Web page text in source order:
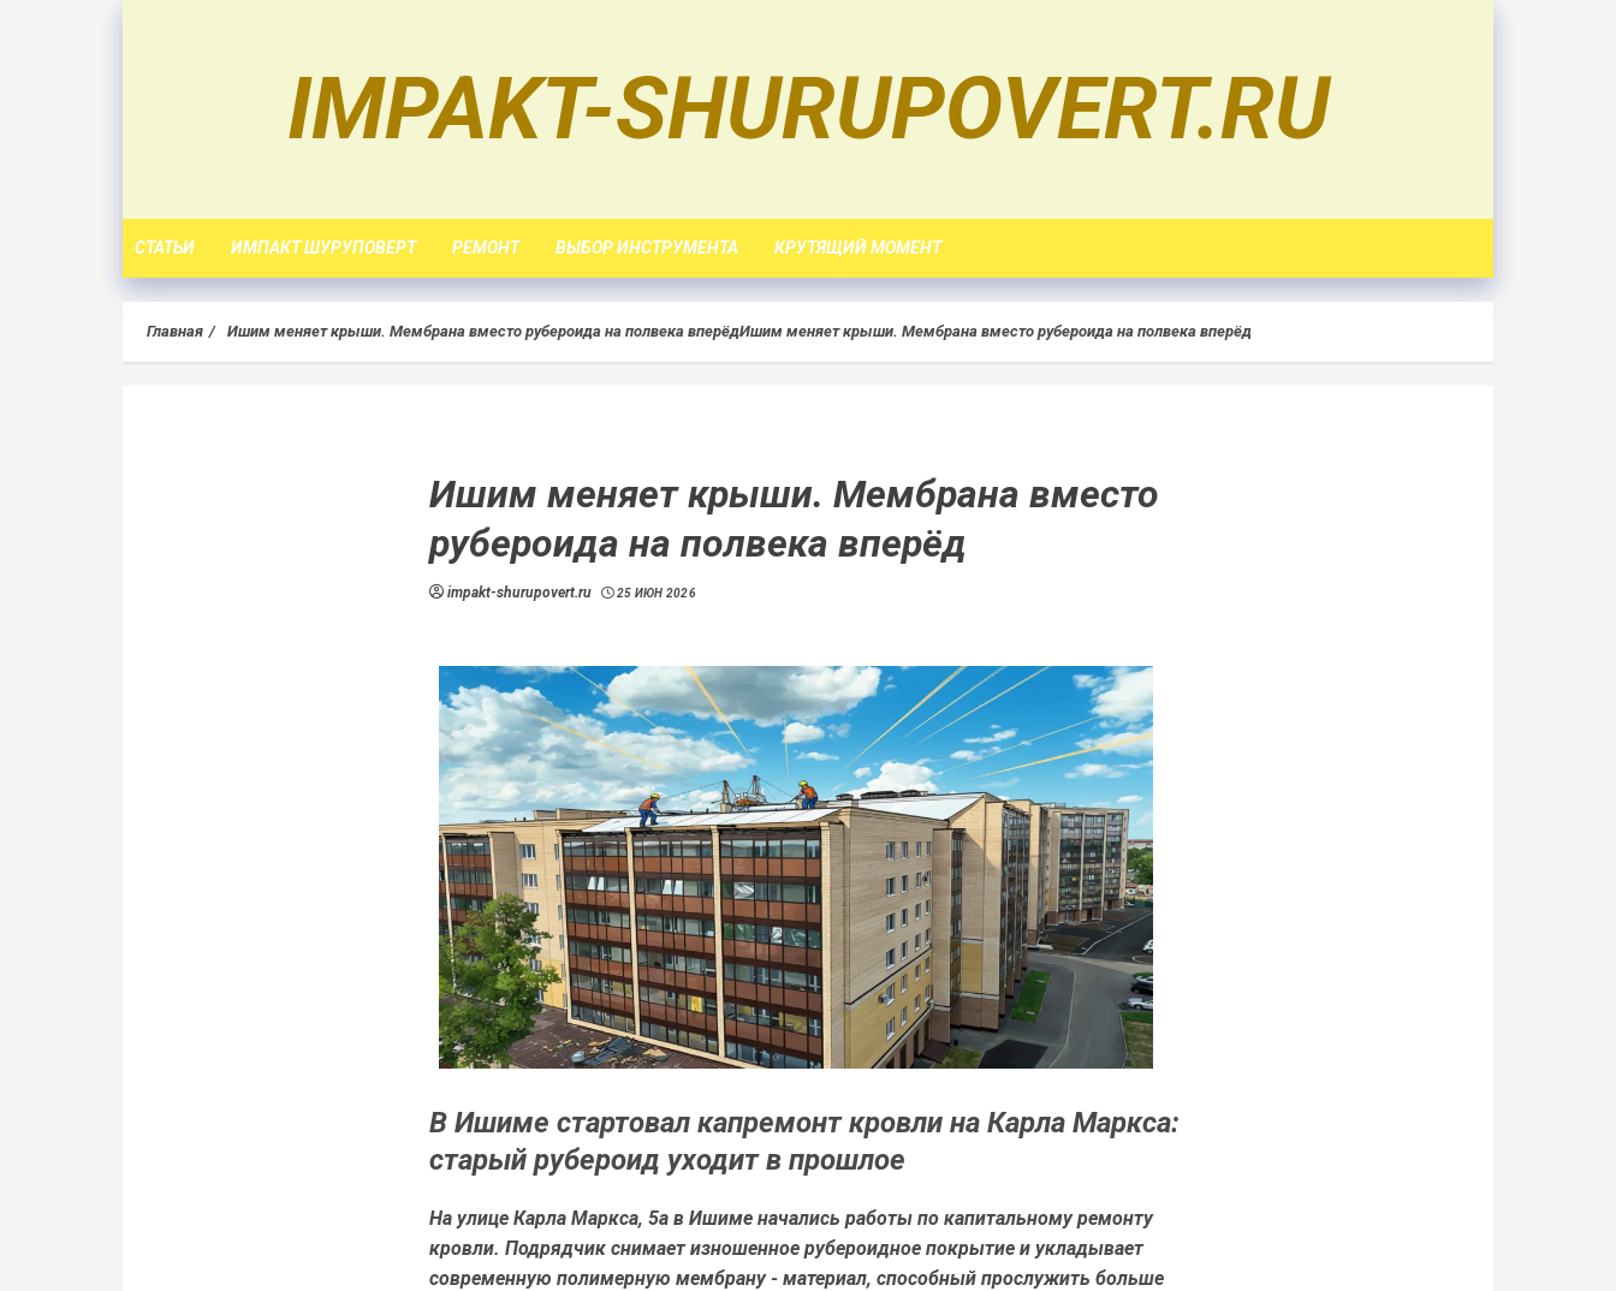
IMPAKT-SHURUPOVERT.RU
СТАТЬИ ИМПАКТ ШУРУПОВЕРТ РЕМОНТ ВЫБОР ИНСТРУМЕНТА КРУТЯЩИЙ МОМЕНТ
Главная Ишим меняет крыши. Мембрана вместо рубероида на полвека вперёдИшим меняет крыши. Мембрана вместо рубероида на полвека вперёд
Ишим меняет крыши. Мембрана вместо
рубероида на полвека вперёд
impakt-shurupovert.ru 25 ИЮН 2026
В Ишиме стартовал капремонт кровли на Карла Маркса:
старый рубероид уходит в прошлое
На улице Карла Маркса, 5а в Ишиме начались работы по капитальному ремонту
кровли. Подрядчик снимает изношенное рубероидное покрытие и укладывает
современную полимерную мембрану - материал, способный прослужить больше